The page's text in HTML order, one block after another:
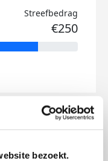
bezoekt.
Streefbedrag
€250